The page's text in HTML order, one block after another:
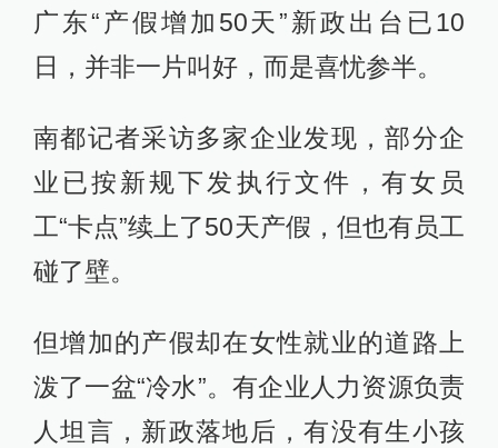
广东“产假增加50天”新政出台已10
日，并非一片叫好，而是喜忧参半。
南都记者采访多家企业发现，部分企
业已按新规下发执行文件，有女员
工“卡点”续上了50天产假，但也有员工
碰了壁。
但增加的产假却在女性就业的道路上
泼了一盆“冷水”。有企业人力资源负责
人坦言，新政落地后，有没有生小孩